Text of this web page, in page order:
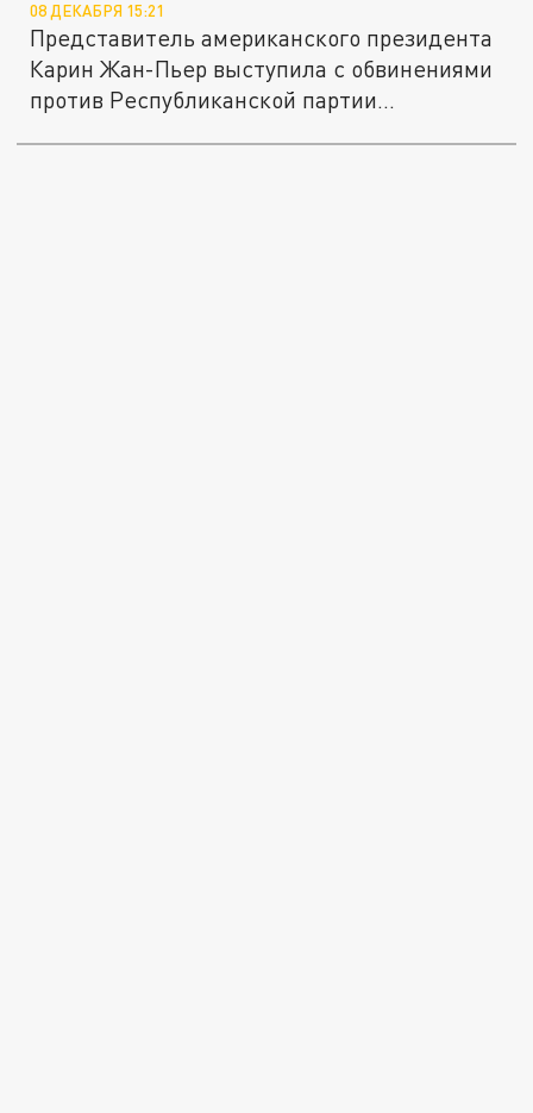
08 ДЕКАБРЯ 15:21
Представитель американского президента
Карин Жан-Пьер выступила с обвинениями
против Республиканской партии...